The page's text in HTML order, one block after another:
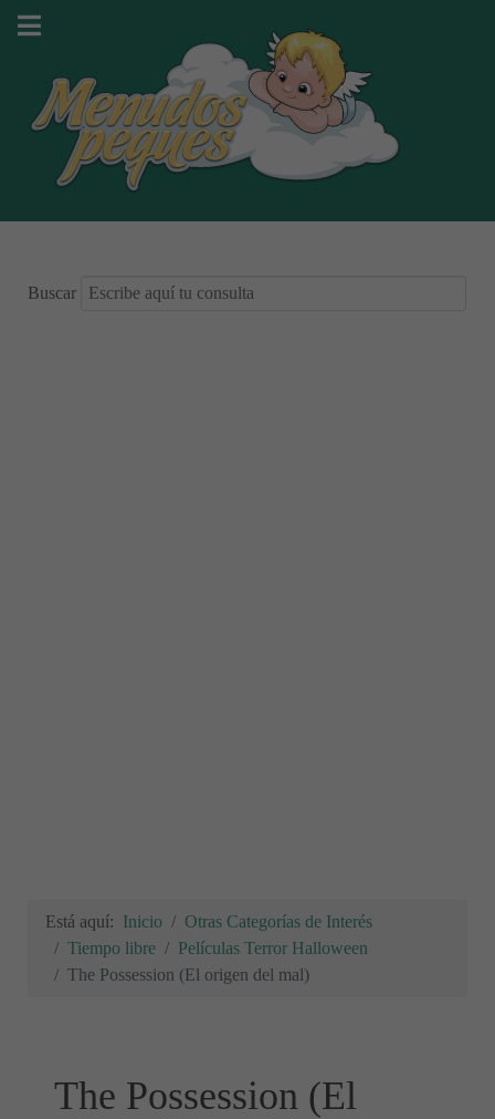
Buscar
Está aquí: Inicio
Otras Categorías de Interés
Tiempo libre
Películas Terror Halloween
The Possession (El origen del mal)
The Possession (El